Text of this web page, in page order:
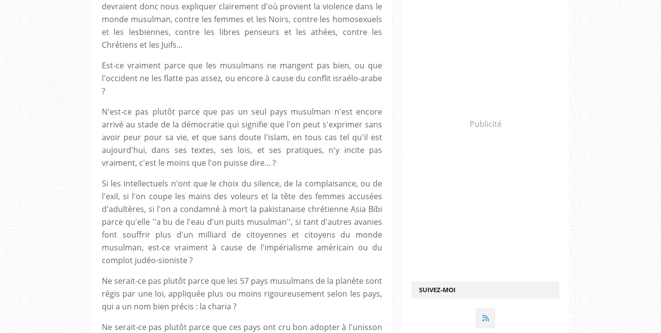
devraient donc nous expliquer clairement d'où provient la violence dans le
monde musulman, contre les femmes et les Noirs, contre les homosexuels
et les lesbiennes, contre les libres penseurs et les athées, contre les
Chrétiens et les Juifs...
Est-ce vraiment parce que les musulmans ne mangent pas bien, ou que
l'occident ne les flatte pas assez, ou encore à cause du conflit israélo-arabe
?
N'est-ce pas plutôt parce que pas un seul pays musulman n'est encore
arrivé au stade de la démocratie qui signifie que l'on peut s'exprimer sans
avoir peur pour sa vie, et que sans doute l'islam, en tous cas tel qu'il est
aujourd'hui, dans ses textes, ses lois, et ses pratiques, n'y incite pas
vraiment, c'est le moins que l'on puisse dire... ?
Si les intellectuels n'ont que le choix du silence, de la complaisance, ou de
l'exil, si l'on coupe les mains des voleurs et la tête des femmes accusées
d'adultères, si l'on a condamné à mort la pakistanaise chrétienne Asia Bibi
parce qu'elle ''a bu de l'eau d'un puits musulman'', si tant d'autres avanies
font souffrir plus d'un milliard de citoyennes et citoyens du monde
musulman, est-ce vraiment à cause de l'impérialisme américain ou du
complot judéo-sioniste ?
Ne serait-ce pas plutôt parce que les 57 pays musulmans de la planète sont
régis par une loi, appliquée plus ou moins rigoureusement selon les pays,
qui a un nom bien précis : la charia ?
Ne serait-ce pas plutôt parce que ces pays ont cru bon adopter à l'unisson
SUIVEZ-MOI
Publicité